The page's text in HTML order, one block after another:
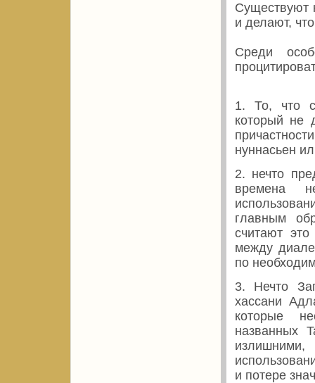
Существуют
и делают,
Среди
1. То, что
который не
нуннасьен
2. нечто
времена
главным
считают
между
по
3. Нечто
хассани
которые
названных
и потере